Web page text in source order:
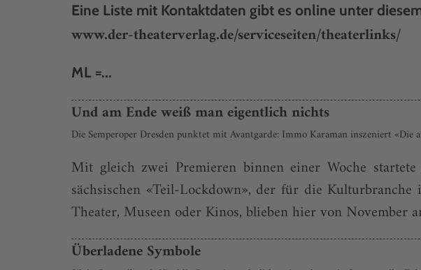
Eine Liste mit Kontaktdaten gibt es online unter
www.der-theaterverlag.de/serviceseiten/theaterlinks/
ML =...
Und am Ende weiß man eigentlich nichts
Die Semperoper Dresden punktet mit Avantgarde: Immo Karaman inszeniert
Mit gleich zwei Premieren binnen einer Woche
sächsischen «Teil-Lockdown», der für die
Theater, Museen oder Kinos, blieben hier von November
Überladene Symbole